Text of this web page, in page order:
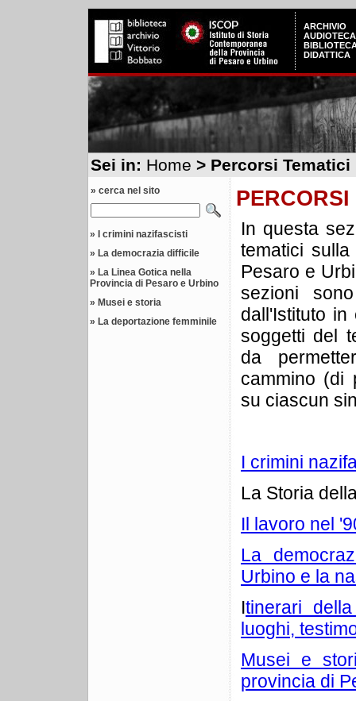
ARCHIVIO
AUDIOTECA
DIDATTICA
Sei in: Home > Percorsi Tematici
» cerca nel sito
»
I crimini nazifascisti
» La democrazia difficile
» La Linea Gotica nella
Provincia di Pesaro e Urbino
» Musei e storia
» La deportazione femminile
In questa
tematici
Pesaro e
sezioni
dall'Istituto
soggetti del
da
cammino (di
su ciascun
I crimini
La Storia
Il lavoro nel
La
Urbino e la
Itinerari
luoghi,
Musei e
provincia di